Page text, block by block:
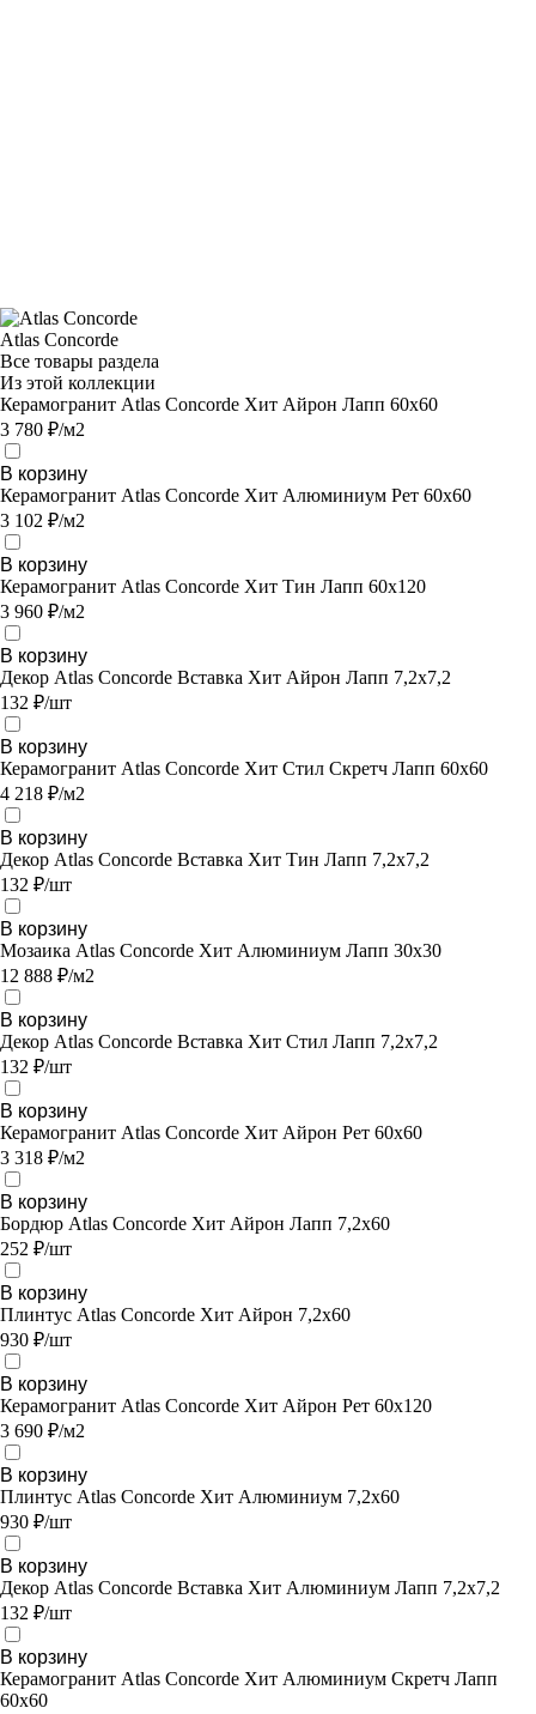
Atlas Concorde
Все товары раздела
Из этой коллекции
Керамогранит Atlas Concorde Хит Айрон Лапп 60х60
3 780 ₽/м2
В корзину
Керамогранит Atlas Concorde Хит Алюминиум Рет 60х60
3 102 ₽/м2
В корзину
Керамогранит Atlas Concorde Хит Тин Лапп 60х120
3 960 ₽/м2
В корзину
Декор Atlas Concorde Вставка Хит Айрон Лапп 7,2х7,2
132 ₽/шт
В корзину
Керамогранит Atlas Concorde Хит Стил Скретч Лапп 60х60
4 218 ₽/м2
В корзину
Декор Atlas Concorde Вставка Хит Тин Лапп 7,2х7,2
132 ₽/шт
В корзину
Мозаика Atlas Concorde Хит Алюминиум Лапп 30х30
12 888 ₽/м2
В корзину
Декор Atlas Concorde Вставка Хит Стил Лапп 7,2х7,2
132 ₽/шт
В корзину
Керамогранит Atlas Concorde Хит Айрон Рет 60х60
3 318 ₽/м2
В корзину
Бордюр Atlas Concorde Хит Айрон Лапп 7,2х60
252 ₽/шт
В корзину
Плинтус Atlas Concorde Хит Айрон 7,2х60
930 ₽/шт
В корзину
Керамогранит Atlas Concorde Хит Айрон Рет 60x120
3 690 ₽/м2
В корзину
Плинтус Atlas Concorde Хит Алюминиум 7,2х60
930 ₽/шт
В корзину
Декор Atlas Concorde Вставка Хит Алюминиум Лапп 7,2х7,2
132 ₽/шт
В корзину
Керамогранит Atlas Concorde Хит Алюминиум Скретч Лапп
60х60